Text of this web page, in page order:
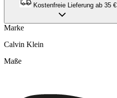
Kostenfreie Lieferung ab 35 €
Marke
Calvin Klein
Maße